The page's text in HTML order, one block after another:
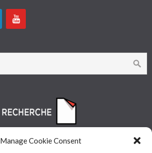
Manage Cookie Consent